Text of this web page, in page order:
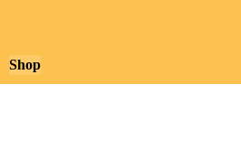
Shop